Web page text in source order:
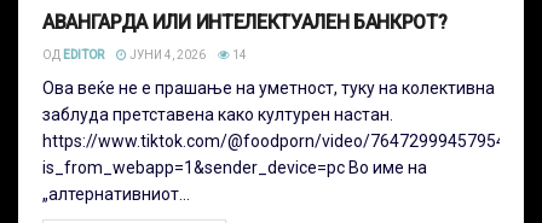
АВАНГАРДА ИЛИ ИНТЕЛЕКТУАЛЕН БАНКРОТ?
ОД EDITOR ЈУНИ 4, 2026 14
Ова веќе не е прашање на уметност, туку на колективна
заблуда претставена како културен настан.
https://www.tiktok.com/@foodporn/video/
is_from_webapp=1&sender_device=pc Во име на
„алтернативниот...